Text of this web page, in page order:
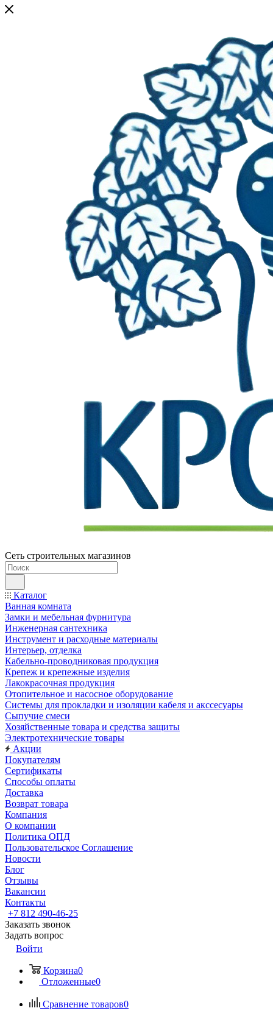
Сеть строительных магазинов
Каталог
Ванная комната
Замки и мебельная фурнитура
Инженерная сантехника
Инструмент и расходные материалы
Интерьер, отделка
Кабельно-проводниковая продукция
Крепеж и крепежные изделия
Лакокрасочная продукция
Отопительное и насосное оборудование
Системы для прокладки и изоляции кабеля и акссесуары
Сыпучие смеси
Хозяйственные товара и средства защиты
Электротехнические товары
Акции
Покупателям
Сертификаты
Способы оплаты
Доставка
Возврат товара
Компания
О компании
Политика ОПД
Пользовательское Соглашение
Новости
Блог
Отзывы
Вакансии
Контакты
+7 812 490-46-25
Заказать звонок
Задать вопрос
Войти
Корзина0
Отложенные0
Сравнение товаров0